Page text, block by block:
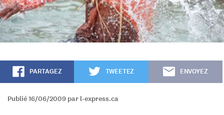
PARTAGEZ TWEETEZ ENVOYEZ
Publié 16/06/2009 par l-express.ca